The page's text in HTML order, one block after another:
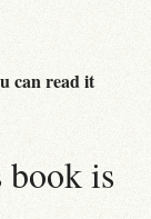
can read it
is